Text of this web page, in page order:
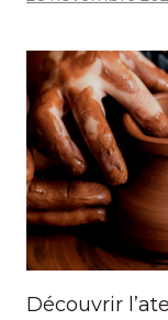
Découvrir